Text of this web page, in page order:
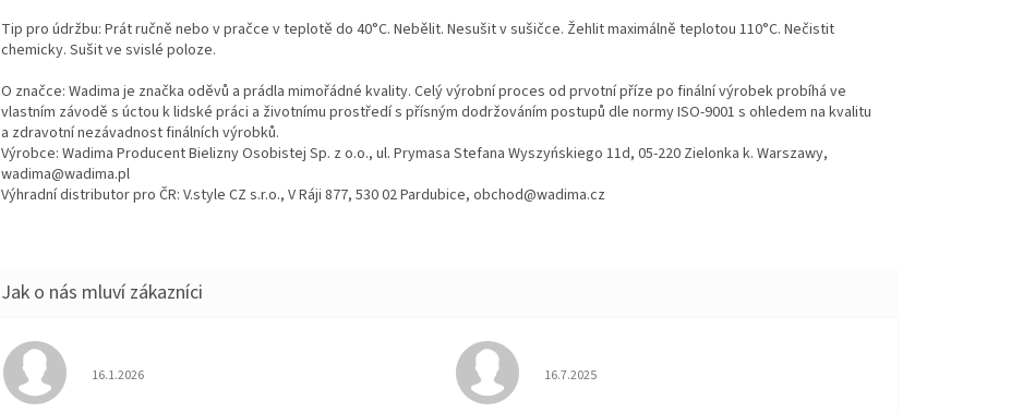
Tip pro údržbu: Prát ručně nebo v pračce v teplotě do 40°C. Nebělit. Nesušit v sušičce. Žehlit maximálně teplotou 110°C. Nečistit
chemicky. Sušit ve svislé poloze.
O značce: Wadima je značka oděvů a prádla mimořádné kvality. Celý výrobní proces od prvotní příze po finální výrobek probíhá ve
vlastním závodě s úctou k lidské práci a životnímu prostředí s přísným dodržováním postupů dle normy ISO-9001 s ohledem na kvalitu
a zdravotní nezávadnost finálních výrobků.
Výrobce: Wadima Producent Bielizny Osobistej Sp. z o.o., ul. Prymasa Stefana Wyszyńskiego 11d, 05-220 Zielonka k. Warszawy,
wadima@wadima.pl
Výhradní distributor pro ČR: V.style CZ s.r.o., V Ráji 877, 530 02 Pardubice, obchod@wadima.cz
Hodnocení obchodu je 5 z 5 hvězdiček.
16.1.2026 Hodnocení obchodu je 5 z 5 hvězdiček.
16.7.2025